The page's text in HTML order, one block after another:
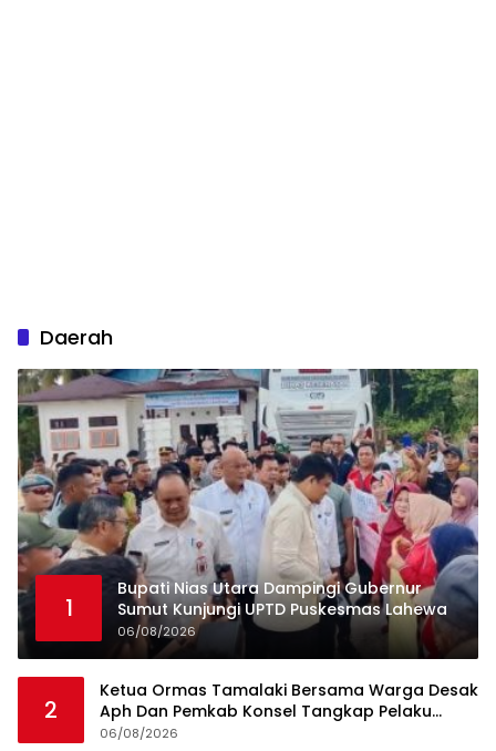
Daerah
1
Bupati Nias Utara Dampingi Gubernur
Sumut Kunjungi UPTD Puskesmas Lahewa
06/08/2026
2
Ketua Ormas Tamalaki Bersama Warga Desak
Aph Dan Pemkab Konsel Tangkap Pelaku
Angkut Cangkang Sawit Overload, Truk PT KAP
06/08/2026